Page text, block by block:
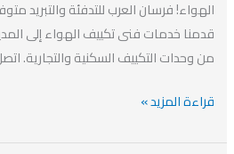
الهواء! فرسان العرب للتدفئة والتبريد
من وحدات التكييف السكنية والتجارية.
فنى
مكيفات
بالمدينة
قراءة المزيد »